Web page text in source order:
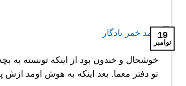
19
نوامبر
خوشحال و خندون بود از اینکه تونسته
تو دفتر معما. بعد اینکه به هوش اومد